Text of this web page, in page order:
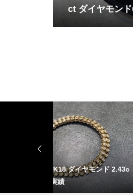
ct ダイヤモン
2026.08.06
チューダー クロノタ
実績